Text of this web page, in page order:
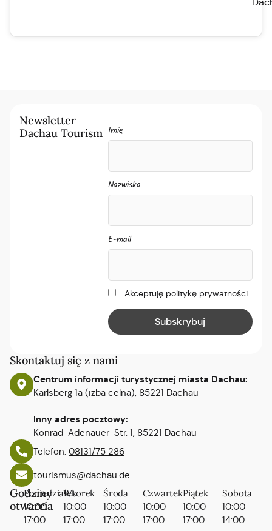
Skontaktuj się z nami
Centrum informacji turystycznej miasta Dachau:
Karlsberg 1a (izba celna), 85221 Dachau
Inny adres pocztowy:
Konrad-Adenauer-Str. 1, 85221 Dachau
Telefon: 08131/75 286
tourismus@dachau.de
Godziny
otwarcia
Poniedziałek
10:00 -
17:00
Wtorek
10:00 -
17:00
Środa
10:00 -
17:00
Czwartek
10:00 -
17:00
Piątek
10:00 -
17:00
Sobota
10:00 -
14:00
Newsletter
Dachau Tourism Imię
Nazwisko
E-mail
Akceptuję politykę prywatności